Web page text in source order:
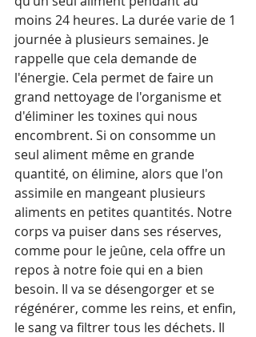
moins 24 heures. La durée varie de 1
journée à plusieurs semaines. Je
rappelle que cela demande de
l'énergie. Cela permet de faire un
grand nettoyage de l'organisme et
d'éliminer les toxines qui nous
encombrent. Si on consomme un
seul aliment même en grande
quantité, on élimine, alors que l'on
assimile en mangeant plusieurs
aliments en petites quantités. Notre
corps va puiser dans ses réserves,
comme pour le jeûne, cela offre un
repos à notre foie qui en a bien
besoin. Il va se désengorger et se
régénérer, comme les reins, et enfin,
le sang va filtrer tous les déchets. Il